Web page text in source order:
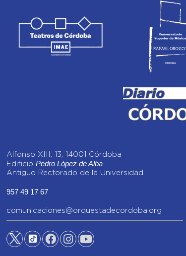
Alfonso XIII, 13, 14001 Córdoba
Edificio Pedro López de Alba
Antiguo Rectorado de la Universidad
957 49 17 67
comunicaciones@orquestadecordoba.org